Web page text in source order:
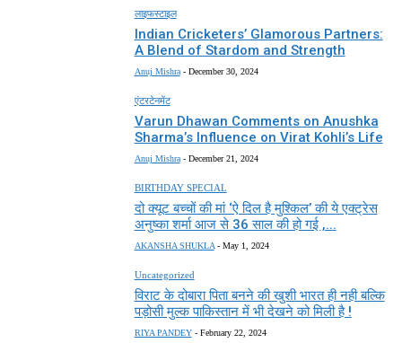
लाइफस्टाइल
Indian Cricketers’ Glamorous Partners:
A Blend of Stardom and Strength
Anuj Mishra - December 30, 2024
एंटरटेनमेंट
Varun Dhawan Comments on Anushka
Sharma’s Influence on Virat Kohli’s Life
Anuj Mishra - December 21, 2024
BIRTHDAY SPECIAL
दो क्यूट बच्चों की मां ‘ऐ दिल है मुश्किल’ की ये एक्ट्रेस
अनुष्का शर्मा आज से 36 साल की हो गई ,...
AKANSHA SHUKLA - May 1, 2024
Uncategorized
विराट के दोबारा पिता बनने की खुशी भारत ही नही बल्कि
पड़ोसी मुल्क पाकिस्तान में भी देखने को मिली है !
RIYA PANDEY - February 22, 2024